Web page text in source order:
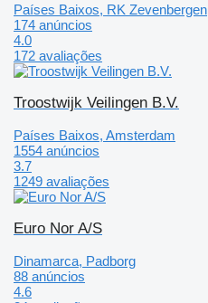
Países Baixos, RK Zevenbergen
174 anúncios
4.0
172 avaliações
Troostwijk Veilingen B.V.
Países Baixos, Amsterdam
1554 anúncios
3.7
1249 avaliações
Euro Nor A/S
Dinamarca, Padborg
88 anúncios
4.6